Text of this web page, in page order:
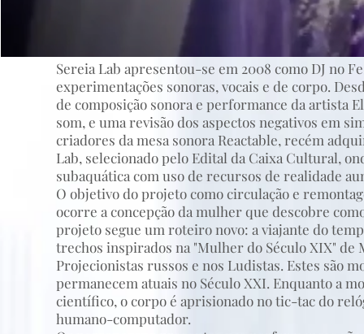
Sereia Lab apresentou-se em 2008 como DJ no
experimentações sonoras, vocais e de corpo.
de composição sonora e performance da artista
som, e uma revisão dos aspectos negativos em
criadores da mesa sonora Reactable, recém
Lab, selecionado pelo Edital da Caixa Cultural,
subaquática com uso de recursos de realidade
O objetivo do projeto como circulação e
ocorre a concepção da mulher que descobre
projeto segue um roteiro novo: a viajante do
trechos inspirados na "Mulher do Século XIX"
Projecionistas russos e nos Ludistas. Estes são
permanecem atuais no Século XXI. Enquanto a
científico, o corpo é aprisionado no tic-tac do
humano-computador.